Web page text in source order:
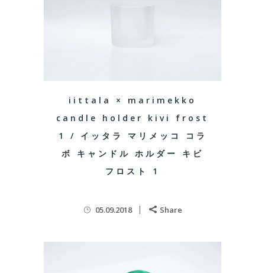
iittala × marimekko
candle holder kivi frost
1 / イッタラ マリメッコ コラ
ボ キャンドル ホルダー キビ
フロスト 1
05.09.2018 Share